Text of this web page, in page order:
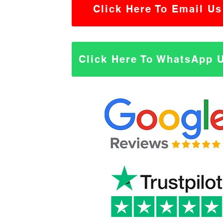
Click Here To Email Us
Click Here To WhatsApp